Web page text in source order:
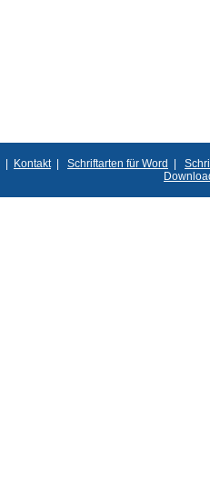
| Kontakt| Schriftarten für Word |